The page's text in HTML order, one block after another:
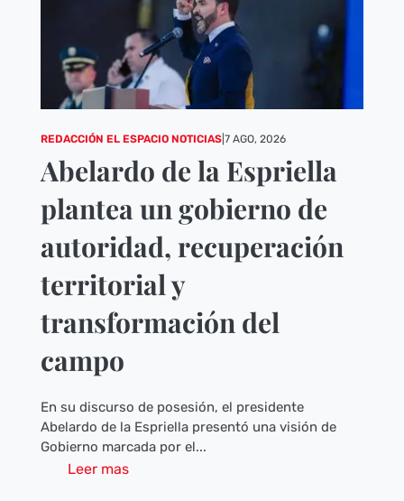
REDACCIÓN EL ESPACIO NOTICIAS| 7 AGO, 2026
Abelardo de la Espriella
plantea un gobierno de
autoridad, recuperación
territorial y
transformación del
campo
En su discurso de posesión, el presidente
Abelardo de la Espriella presentó una visión de
Gobierno marcada por el...
Leer mas